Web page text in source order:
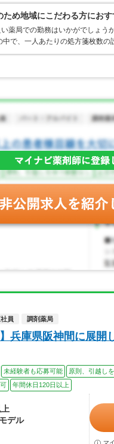
め地域にこだわる方におす
薬局での勤務はいかがでしょう
中で、一人あたりの処方箋枚数
員 調剤薬局
兵庫県阪神間に展
未経験者も応募可能 原則、引越し
年間休日120日以上
デル
マ